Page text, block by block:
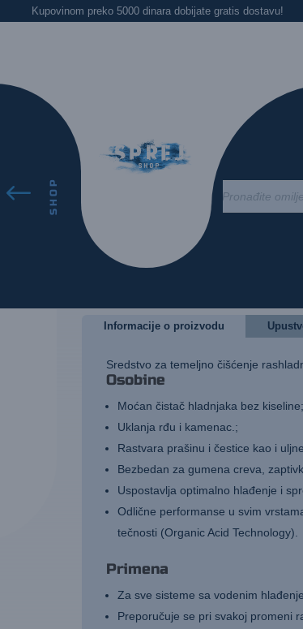
/ WYNNS COOLING SYSTEM FLUSH 325 ML
WYNNS Cooling
Šifra proizvoda: W45944
Informacije o proizvodu
Sredstvo za temeljno čišćenje
Osobine
Moćan čistač hladnjaka bez kiseline;
Uklanja rđu i kamenac.;
Rastvara prašinu i čestice kao i
Bezbedan za gumena creva,
Uspostavlja optimalno hlađenje i
Odlične performanse u svim
tečnosti (Organic Acid Technology).
Primena
Za sve sisteme sa vodenim
Preporučuje se pri svakoj promeni
Kupovinom preko 5000 dinara dobijate gratis dostavu!
# SHOP
Products
search